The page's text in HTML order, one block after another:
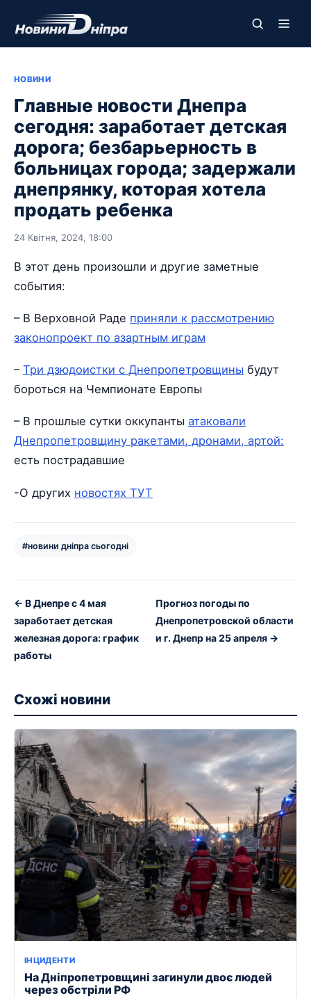
НОВИНИ
Главные новости Днепра
сегодня: заработает детская
дорога; безбарьерность в
больницах города; задержали
днепрянку, которая хотела
продать ребенка
24 Квітня, 2024, 18:00
В этот день произошли и другие заметные
события:
– В Верховной Раде приняли к рассмотрению
законопроект по азартным играм
– Три дзюдоистки с Днепропетровщины будут
бороться на Чемпионате Европы
– В прошлые сутки оккупанты атаковали
Днепропетровщину ракетами, дронами, артой:
есть пострадавшие
-О других новостях ТУТ
#новини дніпра сьогодні
← В Днепре с 4 мая
заработает детская
железная дорога: график
работы
Прогноз погоды по
Днепропетровской области
и г. Днепр на 25 апреля →
Схожі новини
ІНЦИДЕНТИ
На Дніпропетровщині загинули двоє людей
через обстріли РФ